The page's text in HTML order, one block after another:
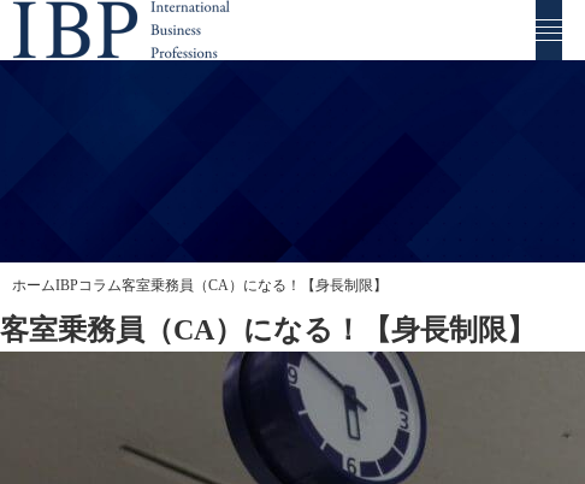
ホームIBPコラム客室乗務員（CA）になる！【身長制限】
客室乗務員（CA）になる！【身長制限】